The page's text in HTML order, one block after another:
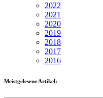
2022
2021
2020
2019
2018
2017
2016
Meistgelesene Artikel: